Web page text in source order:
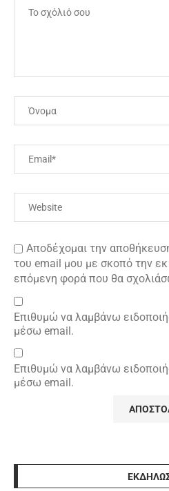
Αποδέχομαι την
του email μου με σκοπό την
επόμενη φορά που θα
Επιθυμώ να λαμβάνω
μέσω email.
Επιθυμώ να λαμβάνω
μέσω email.